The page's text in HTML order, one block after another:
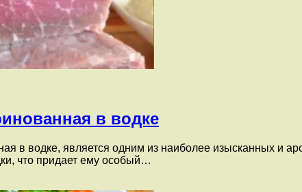
в водке
в водке, является одним из наиболее изысканных и
что придает ему особый…